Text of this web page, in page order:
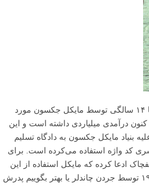
کسی که در کودکی همسفر موفق‌ترین ستاره‌ی دنیا شد، کنون ادعا می‌کند که از ۱۰ تا ۱۴ سالگی توسط مایکل جکسون مورد
درآمدی میلیاردی داشته است و این
مایکل جکسون به دادگاه تسلیم
کد واژه استفاده می‌کرده است. برای
ادعا کرده که مایکل استفاده از این
واژه‌ها را به او آموزش می‌داد. البته "کره‌ی اردک" اختراع جدیدی نیست و در سال ۱۹۹۳ توسط جردن چاندلر یا بهتر بگوییم پدرش